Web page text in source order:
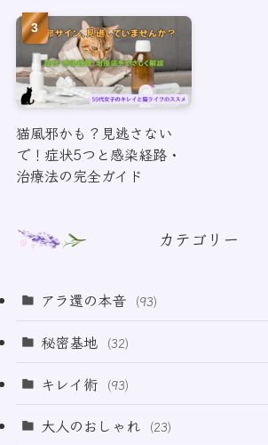
猫風邪かも？見逃さない
で！症状5つと感染経路・
治療法の完全ガイド
カテゴリー
アラ還の本音 (93)
(69)
秘密基地 (32)
キレイ術 (93)
(32)
大人のおしゃれ (23)